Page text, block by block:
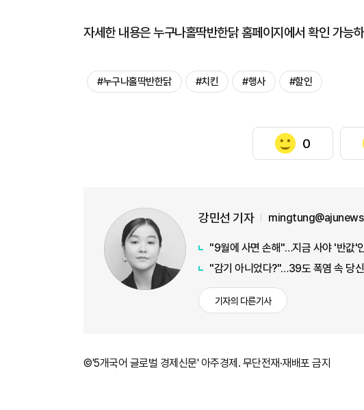
자세한 내용은 누구나홀딱반한닭 홈페이지에서 확인 가능
#누구나홀딱반한닭 #치킨 #행사 #할인
0
강민선 기자
"9월에 사면 손해"…지금 사야 '반값'
"감기 아니었다?"…39도 폭염 속 당
기자의 다른기사
©'5개국어 글로벌 경제신문' 아주경제. 무단전재·재배포 금지